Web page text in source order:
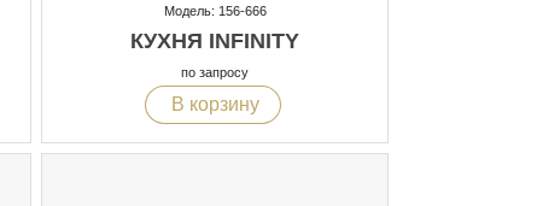
Модель: 156-666
КУХНЯ INFINITY
по запросу
В корзину